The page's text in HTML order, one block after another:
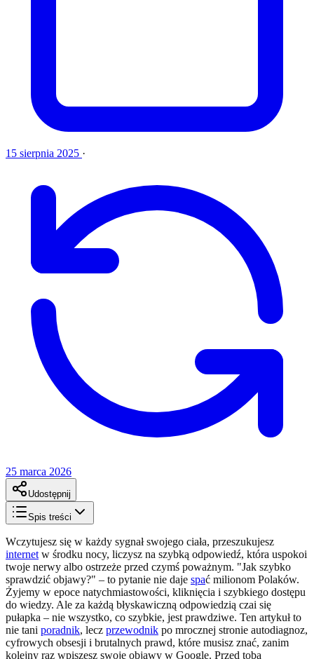
15 sierpnia 2025 ·
25 marca 2026
Udostępnij
Spis treści
Wczytujesz się w każdy sygnał swojego ciała, przeszukujesz
internet w środku nocy, liczysz na szybką odpowiedź, która uspokoi
twoje nerwy albo ostrzeże przed czymś poważnym. "Jak szybko
sprawdzić objawy?" – to pytanie nie daje spać milionom Polaków.
Żyjemy w epoce natychmiastowości, kliknięcia i szybkiego dostępu
do wiedzy. Ale za każdą błyskawiczną odpowiedzią czai się
pułapka – nie wszystko, co szybkie, jest prawdziwe. Ten artykuł to
nie tani poradnik, lecz przewodnik po mrocznej stronie autodiagnoz,
cyfrowych obsesji i brutalnych prawd, które musisz znać, zanim
kolejny raz wpiszesz swoje objawy w Google. Przed tobą